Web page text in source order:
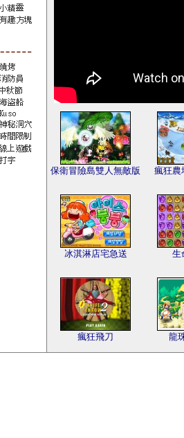
保衛冒險島雙人無敵版 瘋狂農
冰淇淋店宅急送 生
瘋狂飛刀 龍